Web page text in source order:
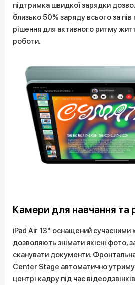
підтримка швидкої зарядки
близько 50% заряду всього за
рішення для активного ритму
роботи.
Камери для навчання та
iPad Air 13" оснащений сучасними
дозволяють знімати якісні фото,
сканувати документи.
Center Stage автоматично
центрі кадру під час